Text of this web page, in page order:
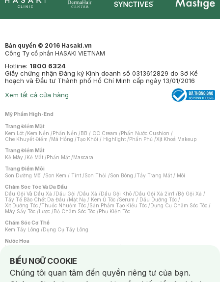
Bản quyền © 2016 Hasaki.vn
Công Ty cổ phần HASAKI VIETNAM
Hotline: 1800 6324
Giấy chứng nhận Đăng ký Kinh doanh số 0313612829 do Sở Kế
hoạch và Đầu tư Thành phố Hồ Chí Minh cấp ngày 13/01/2016
Xem tất cả cửa hàng
Mỹ Phẩm High-End
Trang Điểm Mặt
Kem Lót /Kem Nền /Phấn Nền /BB / CC Cream /Phấn Nước Cushion /
Che Khuyết Điểm /Má Hồng /Tạo Khối / Highlight /Phấn Phủ /Xịt Khoá Makeup
Trang Điểm Mắt
Kẻ Mày /Kẻ Mắt /Phấn Mắt /Mascara
Trang Điểm Môi
Son Dưỡng Môi /Son Kem / Tint /Son Thỏi /Son Bóng /Tẩy Trang Mắt / Môi
Chăm Sóc Tóc Và Da Đầu
Dầu Gội Và Dầu Xả /Dầu Gội /Dầu Xả /Dầu Gội Khô /Dầu Gội Xả 2in1 /Bộ Gội Xả /
Tẩy Tế Bào Chết Da Đầu /Mặt Nạ / Kem Ủ Tóc /Serum / Dầu Dưỡng Tóc /
Xịt Dưỡng Tóc /Thuốc Nhuộm Tóc /Sản Phẩm Tạo Kiểu Tóc /Dụng Cụ Chăm Sóc Tóc /
Máy Sấy Tóc /Lược /Bộ Chăm Sóc Tóc /Phụ Kiện Tóc
Chăm Sóc Cơ Thể
Kem Tẩy Lông /Dụng Cụ Tẩy Lông
Nước Hoa
Nước Hoa Nữ
Chăm Sóc Cá Nhân
Chống Muỗi /Khẩu Trang /Máy Massage/Mặt Nạ Xông Hơi /Nước Rửa Tay/
Sản Phẩm Chăm Sóc Khác /Bàn Chải Đánh Răng /Bàn Chải Điện/
BIỂU NGỮ COOKIE
Notice about cookies usage
Chúng tôi quan tâm đến quyền riêng tư của bạn.